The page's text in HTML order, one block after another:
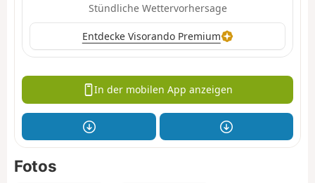
Stündliche Wettervorhersage
Entdecke Visorando Premium
In der mobilen App anzeigen
Fotos